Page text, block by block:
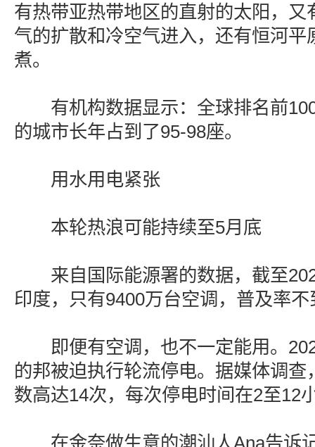
有热带亚热带地区的直射的太阳，又
气的扩散和冷空气进入，还有恒河平
煮。
有机构数据显示：全球排名前
的城市长年占到了95-98座。
用水用电紧张
本轮热浪可能持续至5月底
来自国际能源署的数据，截至
印度，只有9400万台空调，普及率不
即便有空调，也不一定能用。
的邦被迫执行轮流停电。据媒体调查
数高达14次，每次停电时间在2至12
在金奈做生意的潮汕人Ana告诉